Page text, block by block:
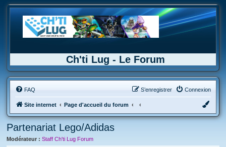
Ch'ti Lug - Le Forum
FAQ Connexion
S’enregistrer
Site internet Page d'accueil du forum
Partenariat Lego/Adidas
Modérateur : Staff Ch'ti Lug Forum